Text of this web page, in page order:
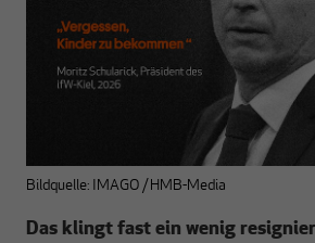
Bildquelle: IMAGO / HMB-Media
Das klingt fast ein wenig